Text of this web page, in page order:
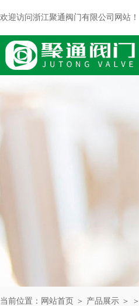
欢迎访问浙江聚通阀门有限公司网站！
当前位置： 网站首页 ＞ 产品展示 ＞ ＞